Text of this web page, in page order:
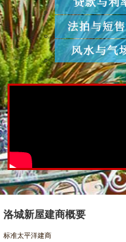
洛城新屋建商概要
标准太平洋建商